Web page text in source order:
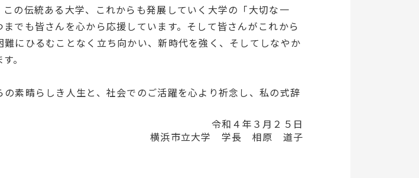
この伝統ある大学、これからも発展していく大学の「大切な一
でも皆さんを心から応援しています。そして皆さんがこれから
にひるむことなく立ち向かい、新時代を強く、そしてしなやか
。
素晴らしき人生と、社会でのご活躍を心より祈念し、私の式辞
令和４年３月２５日
横浜市立大学 学長 相原 道子